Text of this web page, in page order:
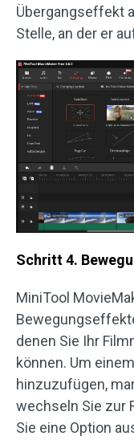
Übergangseffekt
Stelle, an der er
Schritt 4.
MiniTool
denen Sie Ihr
können. Um
hinzuzufügen,
wechseln Sie zur
Sie eine Option